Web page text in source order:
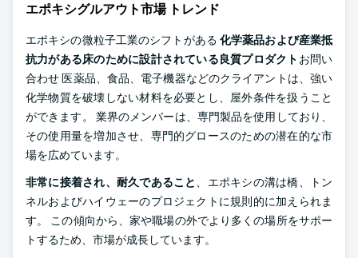
エポキシグルアウト市場 トレンド
エポキシの微粒子工業のシフトがある 化学薬品および産業抵
抗力がある床のために設計されている良質プロダクト お問い
合わせ 医薬品、食品、電子機器などのクライアントは、強い
化学物質を破壊しない材料を必要とし、屋外条件を扱うこと
ができます。 業界のメンバーは、専門製品を使用しており、
その使用量を増加させ、専門的グロースのための潜在的な市
場を広めています。
非常に接着され、耐久であること、エポキシの溝は橋、トン
ネルおよびハイウェーのプロジェクトに規則的に加えられま
す。 この傾向から、家や職場の外でより多くの場所をサポー
トするため、市場が成長しています。